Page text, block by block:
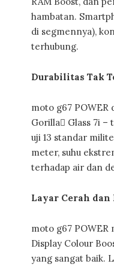
hambatan.
di segmennya),
terhubung.
Durabilitas Tak
moto g67
Gorilla Glass 7i
uji 13 standar
meter, suhu
terhadap air dan
Layar Cerah
moto g67
Display Colour
yang sangat baik.